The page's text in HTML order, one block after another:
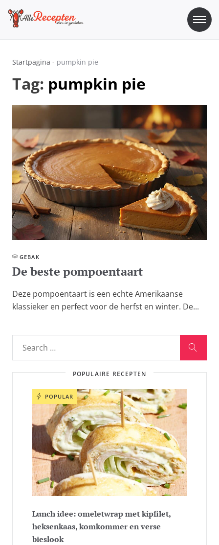
content
Startpagina - pumpkin pie
Tag: pumpkin pie
GEBAK
De beste pompoentaart
Deze pompoentaart is een echte Amerikaanse
klassieker en perfect voor de herfst en winter. De...
POPULAIRE RECEPTEN
POPULAR
Lunch idee: omeletwrap met kipfilet,
heksenkaas, komkommer en verse
bieslook